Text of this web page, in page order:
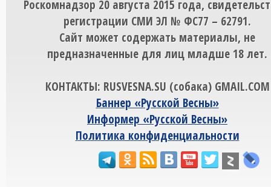
Роскомнадзор 20 августа 2015 года,
регистрации СМИ ЭЛ № ФС77 – 62791.
Сайт может содержать материалы, не
предназначенные для лиц младше 18 лет.
КОНТАКТЫ: RUSVESNA.SU (собака) GMAIL.COM
Баннер «Русской Весны»
Информер «Русской Весны»
Политика конфиденциальности